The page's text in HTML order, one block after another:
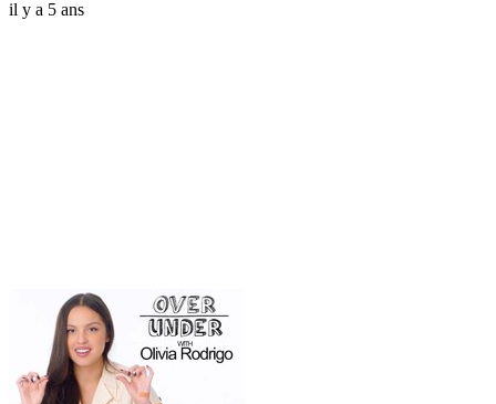
il y a 5 ans